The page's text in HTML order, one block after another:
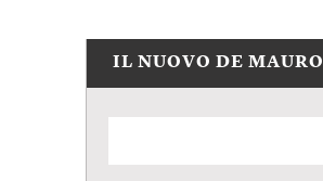
IL NUOVO DE MAURO